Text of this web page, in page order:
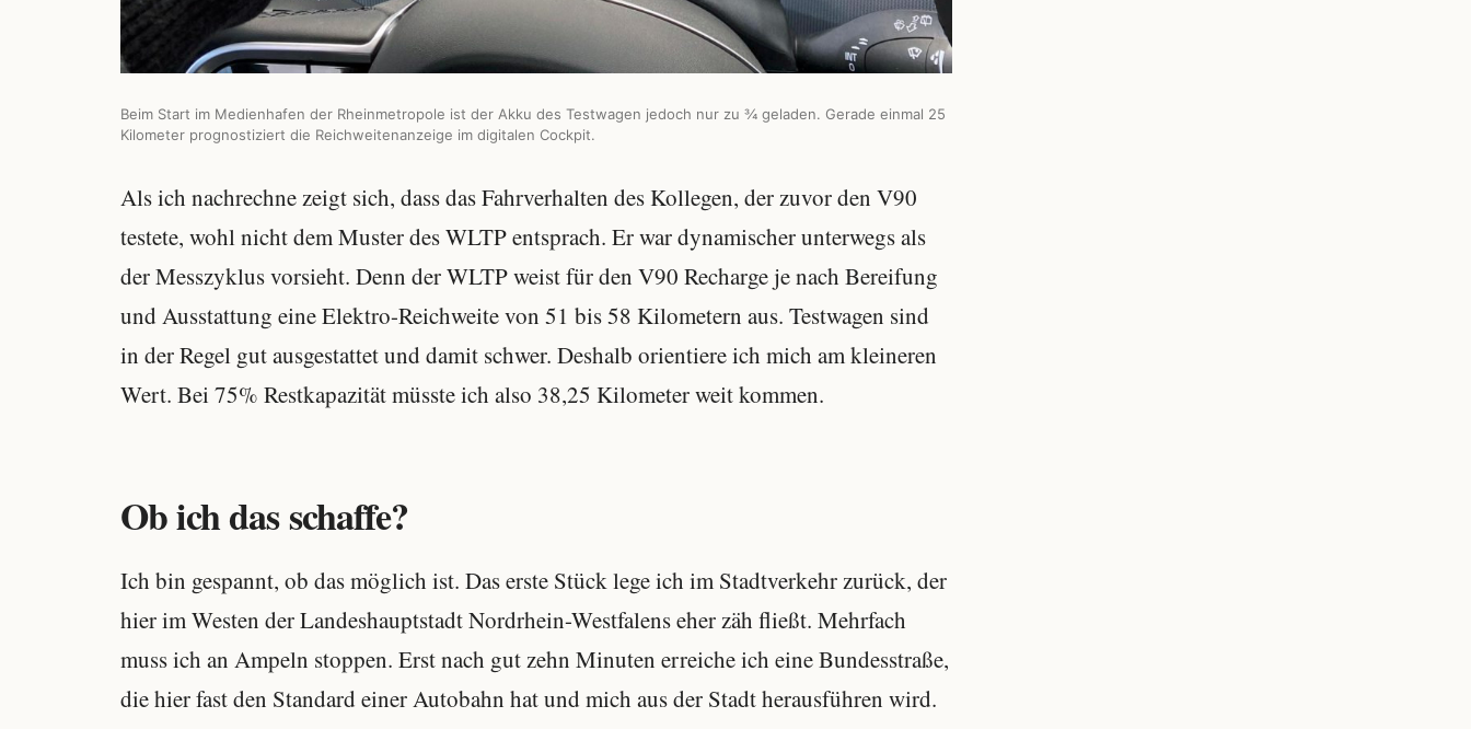
Beim Start im Medienhafen der Rheinmetropole ist der Akku des Testwagen jedoch nur zu ¾ geladen. Gerade einmal 25
Kilometer prognostiziert die Reichweitenanzeige im digitalen Cockpit.
Als ich nachrechne zeigt sich, dass das Fahrverhalten des Kollegen, der zuvor den V90
testete, wohl nicht dem Muster des WLTP entsprach. Er war dynamischer unterwegs als
der Messzyklus vorsieht. Denn der WLTP weist für den V90 Recharge je nach Bereifung
und Ausstattung eine Elektro-Reichweite von 51 bis 58 Kilometern aus. Testwagen sind
in der Regel gut ausgestattet und damit schwer. Deshalb orientiere ich mich am kleineren
Wert. Bei 75% Restkapazität müsste ich also 38,25 Kilometer weit kommen.
Ob ich das schaffe?
Ich bin gespannt, ob das möglich ist. Das erste Stück lege ich im Stadtverkehr zurück, der
hier im Westen der Landeshauptstadt Nordrhein-Westfalens eher zäh fließt. Mehrfach
muss ich an Ampeln stoppen. Erst nach gut zehn Minuten erreiche ich eine Bundesstraße,
die hier fast den Standard einer Autobahn hat und mich aus der Stadt herausführen wird.